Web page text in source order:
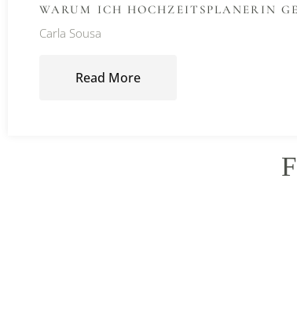
WARUM ICH HOCHZEITSPLANERIN
Carla Sousa
Read More